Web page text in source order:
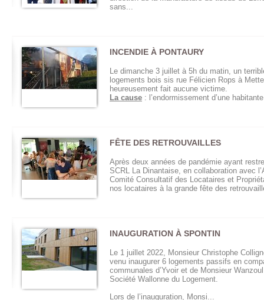
sans...
INCENDIE À PONTAURY
Le dimanche 3 juillet à 5h du matin, un
logements bois sis rue Félicien Rops à
heureusement fait aucune victime.
La cause : l’endormissement d’une
FÊTE DES RETROUVAILLES
Après deux années de pandémie ayant
SCRL La Dinantaise, en collaboration avec
Comité Consultatif des Locataires et
nos locataires à la grande fête des
INAUGURATION À SPONTIN
Le 1 juillet 2022, Monsieur Christophe
venu inaugurer 6 logements passifs en
communales d’Yvoir et de Monsieur
Société Wallonne du Logement.
Lors de l’inauguration, Monsi...